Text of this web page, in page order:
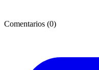
Comentarios (0)